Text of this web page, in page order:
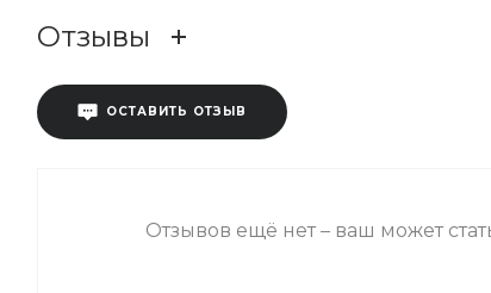
Отзывы
ОСТАВИТЬ ОТЗЫВ
Отзывов ещё нет – ваш может